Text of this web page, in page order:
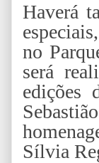
Haverá
no
será
edições
Sílvia